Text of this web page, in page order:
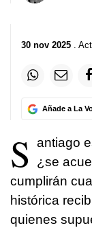
30 nov 2025 .
Añade a La
S
antiago
¿se
cumplirán
histórica
quienes